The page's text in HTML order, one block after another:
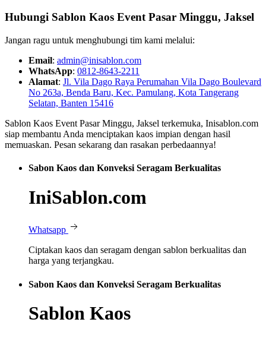
Hubungi Sablon Kaos Event Pasar Minggu, Jaksel
Jangan ragu untuk menghubungi tim kami melalui:
Email: admin@inisablon.com
WhatsApp: 0812-8643-2211
Alamat: Jl. Vila Dago Raya Perumahan Vila Dago Boulevard
No 263a, Benda Baru, Kec. Pamulang, Kota Tangerang
Selatan, Banten 15416
Sablon Kaos Event Pasar Minggu, Jaksel terkemuka, Inisablon.com
siap membantu Anda menciptakan kaos impian dengan hasil
memuaskan. Pesan sekarang dan rasakan perbedaannya!
Sabon Kaos dan Konveksi Seragam Berkualitas
IniSablon.com
Whatsapp
Ciptakan kaos dan seragam dengan sablon berkualitas dan
harga yang terjangkau.
Sabon Kaos dan Konveksi Seragam Berkualitas
Sablon Kaos